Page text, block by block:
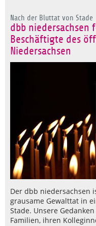
Nach der Bluttat von Stade
dbb niedersachsen
Beschäftigte des
Niedersachsen
Der dbb niedersachsen
grausame Gewalttat in
Stade. Unsere
Familien, ihren